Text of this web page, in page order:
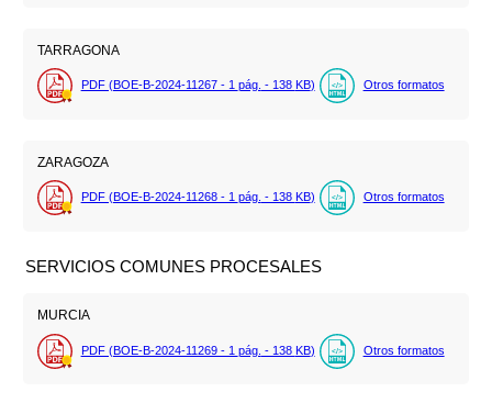
TARRAGONA
PDF (BOE-B-2024-11267 - 1 pág. - 138 KB) Otros formatos
ZARAGOZA
PDF (BOE-B-2024-11268 - 1 pág. - 138 KB) Otros formatos
SERVICIOS COMUNES PROCESALES
MURCIA
PDF (BOE-B-2024-11269 - 1 pág. - 138 KB) Otros formatos